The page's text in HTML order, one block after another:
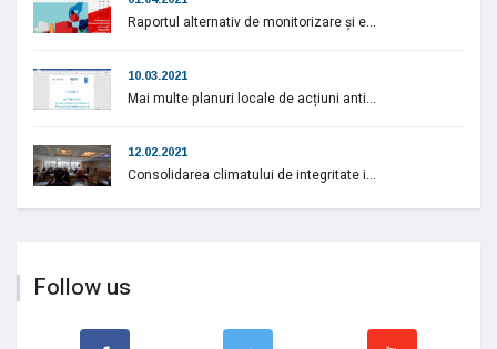
Raportul alternativ de monitorizare și e...
10.03.2021
Mai multe planuri locale de acțiuni anti...
12.02.2021
Consolidarea climatului de integritate i...
Follow us